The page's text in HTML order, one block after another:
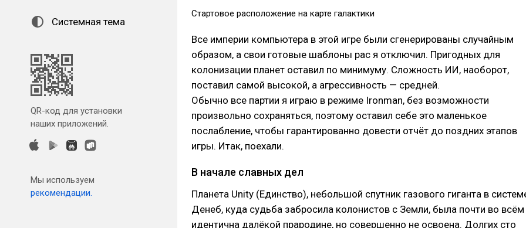
Системная тема
QR-код для установки
наших приложений.
Мы используем
рекомендации.
Стартовое расположение на карте галактики
Все империи компьютера в этой игре были сгенерированы случайным
образом, а свои готовые шаблоны рас я отключил. Пригодных для
колонизации планет оставил по минимуму. Сложность ИИ, наоборот,
поставил самой высокой, а агрессивность — средней.
Обычно все партии я играю в режиме Ironman, без возможности
произвольно сохраняться, поэтому оставил себе это маленькое
послабление, чтобы гарантированно довести отчёт до поздних этапов
игры. Итак, поехали.
В начале славных дел
Планета Unity (Единство), небольшой спутник газового гиганта в
Денеб, куда судьба забросила колонистов с Земли, была почти во всём
идентична далёкой прародине, но совершенно не освоена. Долгих сто